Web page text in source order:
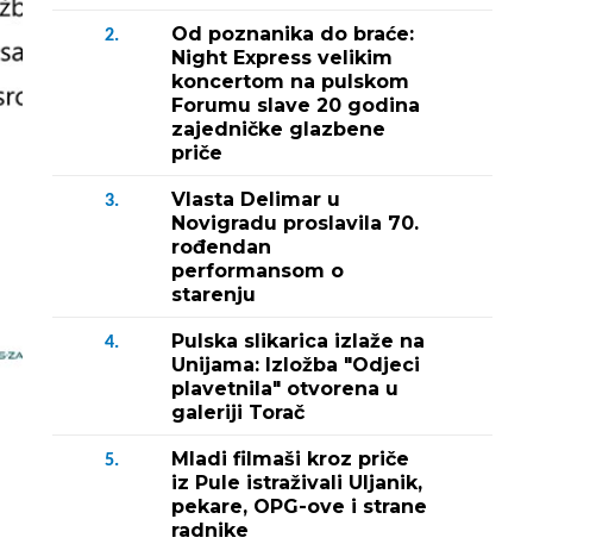
2.
Od poznanika do braće:
Night Express velikim
koncertom na pulskom
Forumu slave 20 godina
zajedničke glazbene
priče
3.
Vlasta Delimar u
Novigradu proslavila 70.
rođendan
performansom o
starenju
4.
Pulska slikarica izlaže na
Unijama: Izložba "Odjeci
plavetnila" otvorena u
galeriji Torač
5.
Mladi filmaši kroz priče
iz Pule istraživali Uljanik,
pekare, OPG-ove i strane
radnike